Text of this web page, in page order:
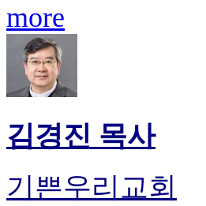
more
김경진 목사
기쁜우리교회